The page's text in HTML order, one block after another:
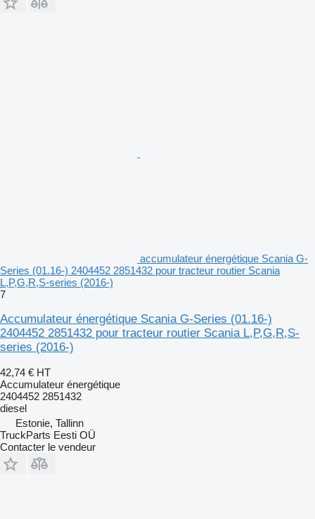
accumulateur énergétique Scania G-
Series (01.16-) 2404452 2851432 pour tracteur routier Scania
L,P,G,R,S-series (2016-)
7
Accumulateur énergétique Scania G-Series (01.16-)
2404452 2851432 pour tracteur routier Scania L,P,G,R,S-
series (2016-)
42,74 € HT
Accumulateur énergétique
2404452 2851432
diesel
Estonie, Tallinn
TruckParts Eesti OÜ
Contacter le vendeur